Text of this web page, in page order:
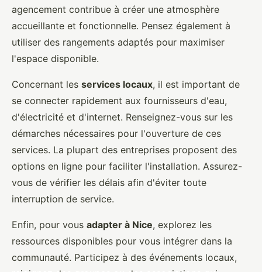
agencement contribue à créer une atmosphère
accueillante et fonctionnelle. Pensez également à
utiliser des rangements adaptés pour maximiser
l'espace disponible.
Concernant les services locaux, il est important de
se connecter rapidement aux fournisseurs d'eau,
d'électricité et d'internet. Renseignez-vous sur les
démarches nécessaires pour l'ouverture de ces
services. La plupart des entreprises proposent des
options en ligne pour faciliter l'installation. Assurez-
vous de vérifier les délais afin d'éviter toute
interruption de service.
Enfin, pour vous adapter à Nice, explorez les
ressources disponibles pour vous intégrer dans la
communauté. Participez à des événements locaux,